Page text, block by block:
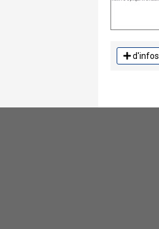
d'infos